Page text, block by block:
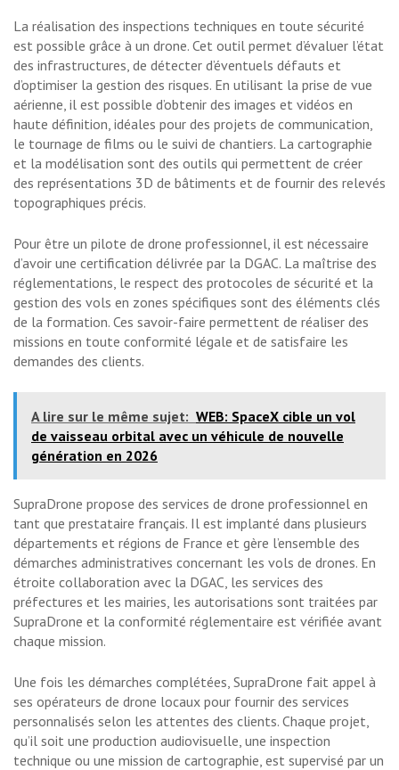
La réalisation des inspections techniques en toute sécurité
est possible grâce à un drone. Cet outil permet d’évaluer l’état
des infrastructures, de détecter d’éventuels défauts et
d’optimiser la gestion des risques. En utilisant la prise de vue
aérienne, il est possible d’obtenir des images et vidéos en
haute définition, idéales pour des projets de communication,
le tournage de films ou le suivi de chantiers. La cartographie
et la modélisation sont des outils qui permettent de créer
des représentations 3D de bâtiments et de fournir des relevés
topographiques précis.
Pour être un pilote de drone professionnel, il est nécessaire
d’avoir une certification délivrée par la DGAC. La maîtrise des
réglementations, le respect des protocoles de sécurité et la
gestion des vols en zones spécifiques sont des éléments clés
de la formation. Ces savoir-faire permettent de réaliser des
missions en toute conformité légale et de satisfaire les
demandes des clients.
A lire sur le même sujet: WEB: SpaceX cible un vol
de vaisseau orbital avec un véhicule de nouvelle
génération en 2026
SupraDrone propose des services de drone professionnel en
tant que prestataire français. Il est implanté dans plusieurs
départements et régions de France et gère l’ensemble des
démarches administratives concernant les vols de drones. En
étroite collaboration avec la DGAC, les services des
préfectures et les mairies, les autorisations sont traitées par
SupraDrone et la conformité réglementaire est vérifiée avant
chaque mission.
Une fois les démarches complétées, SupraDrone fait appel à
ses opérateurs de drone locaux pour fournir des services
personnalisés selon les attentes des clients. Chaque projet,
qu’il soit une production audiovisuelle, une inspection
technique ou une mission de cartographie, est supervisé par un